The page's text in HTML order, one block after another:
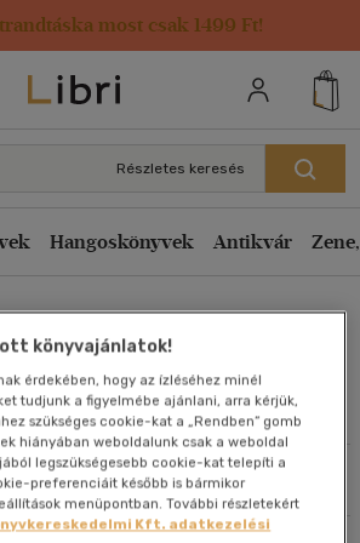
most csak 1499 Ft!
Kártya adatai
Részletes keresés
Hangoskönyvek Antikvár
Rendezés
csökkenő
szerint csökkenő
szerint növekvő
Z
A-Z
könyvajánlatok!
érdekében, hogy az ízléséhez minél
tudjunk a figyelmébe ajánlani, arra kérjük,
szükséges cookie-kat a „Rendben” gomb
hiányában weboldalunk csak a weboldal
legszükségesebb cookie-kat telepíti a
preferenciáit később is bármikor
menüpontban. További részletekért
Kft. adatkezelési